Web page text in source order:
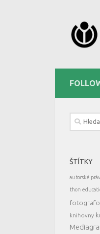
ŠTÍTKY
autorské
thon
knihovny